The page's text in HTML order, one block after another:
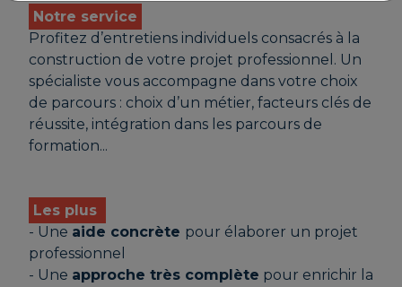
Notre service
Profitez d’entretiens individuels consacrés à la
construction de votre projet professionnel. Un
spécialiste vous accompagne dans votre choix
de parcours : choix d’un métier, facteurs clés de
réussite, intégration dans les parcours de
formation...
Les plus
- Une aide concrète pour élaborer un projet
professionnel
- Une approche très complète pour enrichir la